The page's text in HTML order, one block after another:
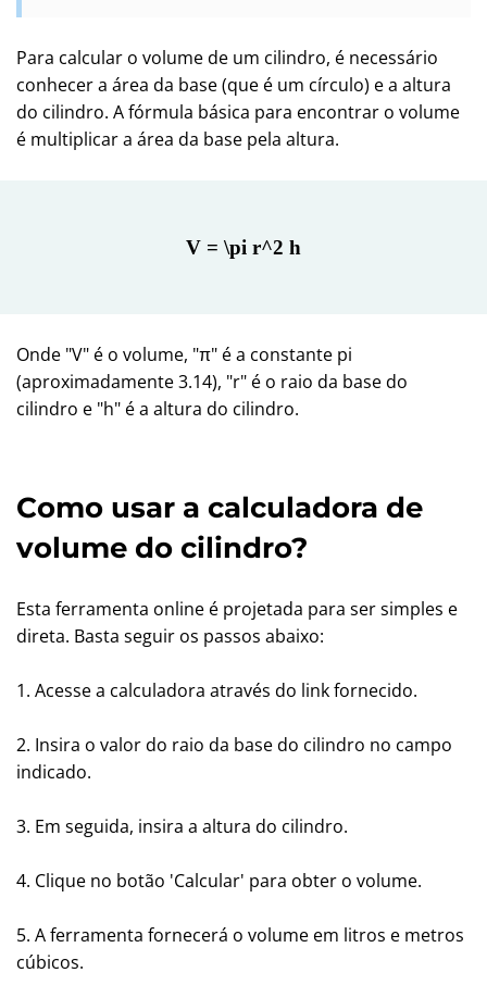
Para calcular o volume de um cilindro, é necessário
conhecer a área da base (que é um círculo) e a altura
do cilindro. A fórmula básica para encontrar o volume
é multiplicar a área da base pela altura.
V = \pi r^2 h
Onde "V" é o volume, "π" é a constante pi
(aproximadamente 3.14), "r" é o raio da base do
cilindro e "h" é a altura do cilindro.
Como usar a calculadora de
volume do cilindro?
Esta ferramenta online é projetada para ser simples e
direta. Basta seguir os passos abaixo:
1. Acesse a calculadora através do link fornecido.
2. Insira o valor do raio da base do cilindro no campo
indicado.
3. Em seguida, insira a altura do cilindro.
4. Clique no botão 'Calcular' para obter o volume.
5. A ferramenta fornecerá o volume em litros e metros
cúbicos.